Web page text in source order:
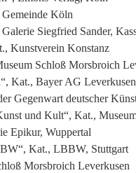
Köln
Siegfried Sander,
Kunstverein Konstanz
Schloß Morsbroich
Kat., Bayer AG Leverkusen
Gegenwart deutscher
und Kult“, Kat.,
Epikur, Wuppertal
Kat., LBBW, Stuttgart
Morsbroich Leverkusen